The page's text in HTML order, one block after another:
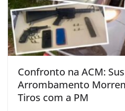
Confronto na ACM:
Arrombamento
Tiros com a PM